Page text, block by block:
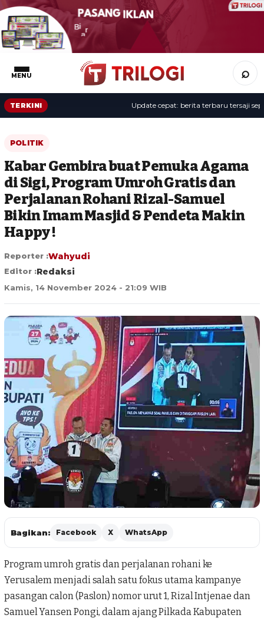
MENU ⌕
TERKINI Update cepat: berita terbaru tersaji
POLITIK
Kabar Gembira buat Pemuka Agama
di Sigi, Program Umroh Gratis dan
Perjalanan Rohani Rizal-Samuel
Bikin Imam Masjid & Pendeta Makin
Happy !
Reporter :Wahyudi
Editor :Redaksi
Kamis, 14 November 2024 - 21:09 WIB
Bagikan: Facebook X WhatsApp
Program umroh gratis dan perjalanan rohani ke
Yerusalem menjadi salah satu fokus utama kampanye
pasangan calon (Paslon) nomor urut 1, Rizal Intjenae dan
Samuel Yansen Pongi, dalam ajang Pilkada Kabupaten